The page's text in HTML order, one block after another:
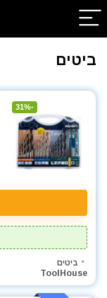
ביטים
-31%
ביטים
ToolHouse